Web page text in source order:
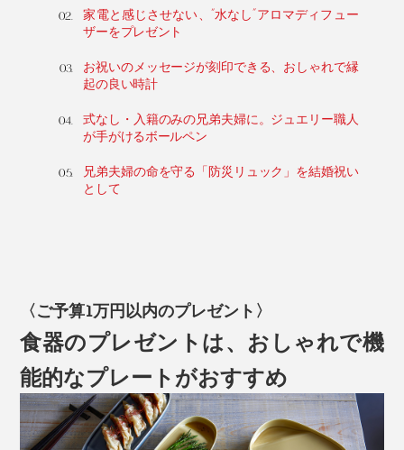
家電と感じさせない、“水なし”アロマディフュー
ザーをプレゼント
お祝いのメッセージが刻印できる、おしゃれで縁
起の良い時計
式なし・入籍のみの兄弟夫婦に。ジュエリー職人
が手がけるボールペン
兄弟夫婦の命を守る「防災リュック」を結婚祝い
として
〈ご予算1万円以内のプレゼント〉
食器のプレゼントは、おしゃれで機
能的なプレートがおすすめ